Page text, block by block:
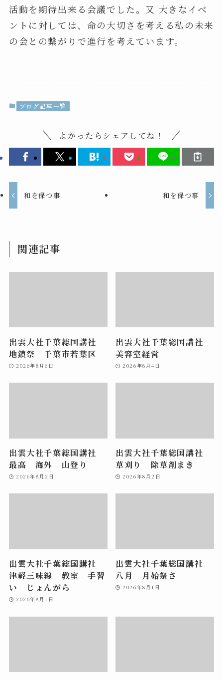
活動を期待出来る会議でした。又 大きなイベ
ントに対しては、命の大切さを考える私の未来
の会との繋がりで進行を考えています。
ブログ記事一覧
よかったらシェアしてね！
和を保つ事 和を保つ事
関連記事
出雲大社千葉総国講社
地鎮祭 千葉市若葉区
2026年8月6日
出雲大社千葉総国講社
美容室経営
2026年8月4日
出雲大社千葉総国講社
最高 海外 山登り
2026年8月2日
出雲大社千葉総国講社
草刈り 除草剤まき
2026年8月2日
出雲大社千葉総国講社
津軽三味線 教室 手習
い じょんがら
2026年8月1日
出雲大社千葉総国講社
八月 月始祭さ
2026年8月1日